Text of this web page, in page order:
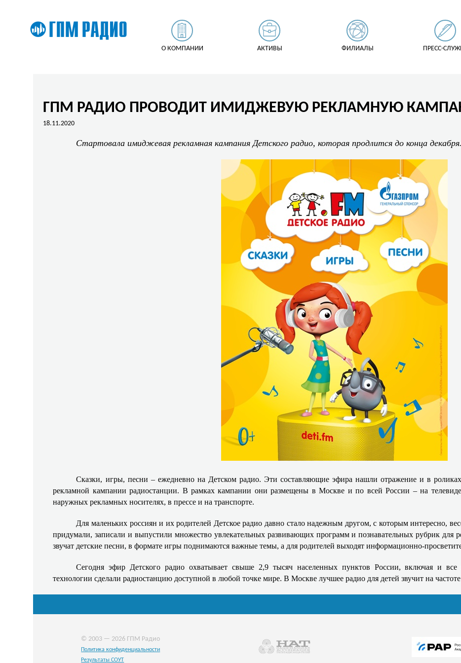
О КОМПАНИИ АКТИВЫ ФИЛИАЛЫ ПРЕСС-
ГПМ РАДИО ПРОВОДИТ ИМИДЖЕВУЮ РЕКЛАМНУЮ
18.11.2020
Стартовала имиджевая рекламная кампания Детского радио, которая продлится до конца декабря.
Сказки, игры, песни – ежедневно на Детском радио. Эти составляющие эфира нашли отражение и в
рекламной кампании радиостанции. В рамках кампании они размещены в Москве и по всей России – на
наружных рекламных носителях, в прессе и на транспорте.
Для маленьких россиян и их родителей Детское радио давно стало надежным другом, с которым интересно,
придумали, записали и выпустили множество увлекательных развивающих программ и познавательных рубрик для
звучат детские песни, в формате игры поднимаются важные темы, а для родителей выходят информационно-
Сегодня эфир Детского радио охватывает свыше 2,9 тысяч населенных пунктов России, включая и
технологии сделали радиостанцию доступной в любой точке мире. В Москве лучшее радио для детей звучит на
© 2003 — 2026 ГПМ Радио
Политика конфиденциальности
Результаты СОУТ